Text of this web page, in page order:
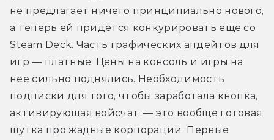
не предлагает ничего принципиально нового,
а теперь ей придётся конкурировать ещё со
Steam Deck. Часть графических апдейтов для
игр — платные. Цены на консоль и игры на
неё сильно поднялись. Необходимость
подписки для того, чтобы заработала кнопка,
активирующая войсчат, — это вообще готовая
шутка про жадные корпорации. Первые